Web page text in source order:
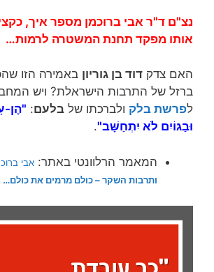
נצ"ם ד"ר אבי ברוכמן מספר איך,
אותו מפקד תחנת המשטרה לרמות…
האם צדק דוד בן גוריון באמירה הזו
ברזל של התרבות הישראלת? ויש
לפרשת בלק ולברכתו של בלעם: "הֶן-
וּבַגּוֹיִם לֹא יִתְחַשָּׁב".
המאמר הרלוונטי באתר: אבי
ותרבות השקר – כולם מרמים את כולם…